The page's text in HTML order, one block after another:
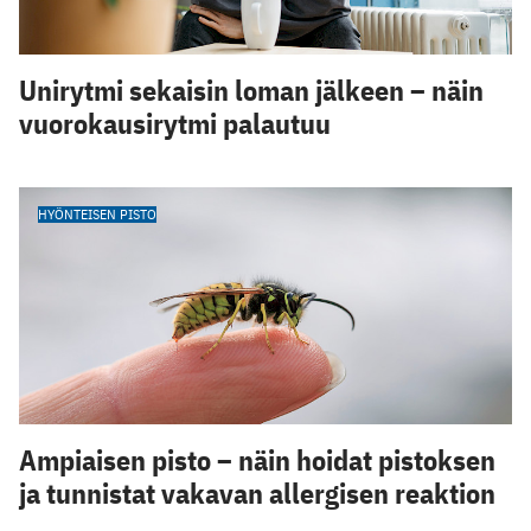
Unirytmi sekaisin loman jälkeen – näin
vuorokausirytmi palautuu
HYÖNTEISEN PISTO
Ampiaisen pisto – näin hoidat pistoksen
ja tunnistat vakavan allergisen reaktion